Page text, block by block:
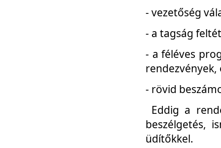
- vezetőség
- a tagság
- a féléves
- rövid
Eddig a
beszélgetés,
üdítőkkel.